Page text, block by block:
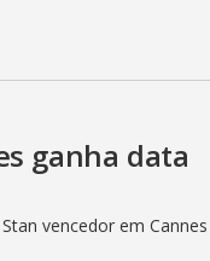
ganha data
vencedor em Cannes